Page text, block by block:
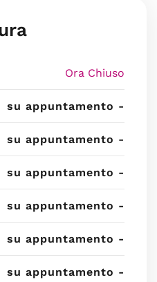
Ora Chiuso
su appuntamento -
su appuntamento -
su appuntamento -
su appuntamento -
su appuntamento -
su appuntamento -